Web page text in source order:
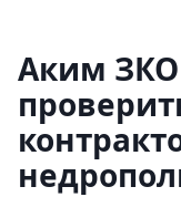
Аким